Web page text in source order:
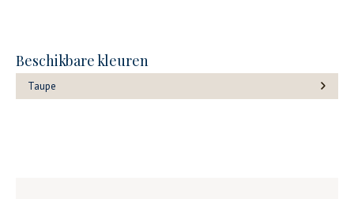
Beschikbare kleuren
Taupe